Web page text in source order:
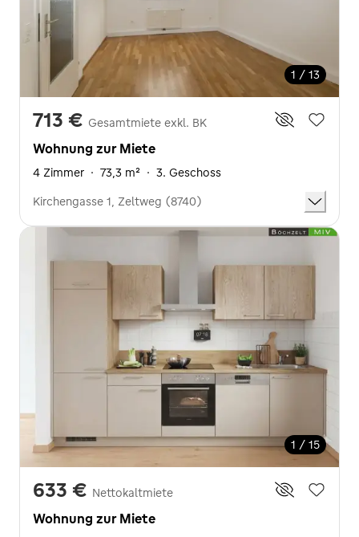
1 / 13
713 € Gesamtmiete exkl. BK
Wohnung zur Miete
4 Zimmer · 73,3 m² · 3. Geschoss
Kirchengasse 1, Zeltweg (8740)
1 / 15
633 € Nettokaltmiete
Wohnung zur Miete